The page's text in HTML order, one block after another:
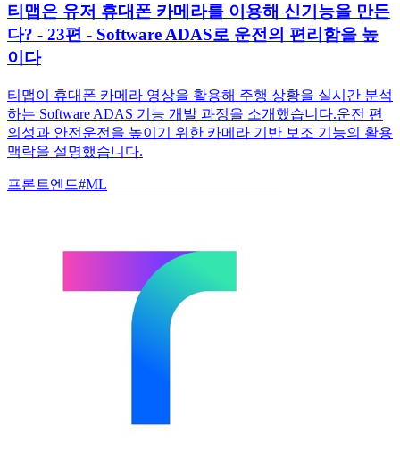
티맵은 유저 휴대폰 카메라를 이용해 신기능을 만든
다? - 23편 - Software ADAS로 운전의 편리함을 높
이다
티맵이 휴대폰 카메라 영상을 활용해 주행 상황을 실시간 분석
하는 Software ADAS 기능 개발 과정을 소개했습니다.운전 편
의성과 안전운전을 높이기 위한 카메라 기반 보조 기능의 활용
맥락을 설명했습니다.
프론트엔드#ML